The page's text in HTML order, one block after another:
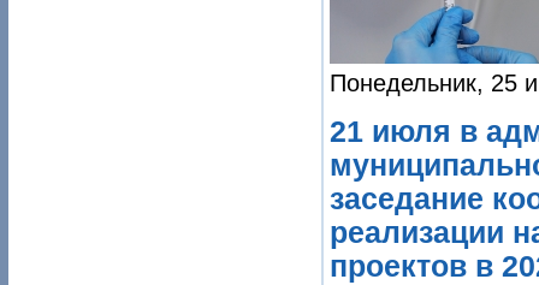
Понедельник, 25
21 июля в
заседание
реализации
проектов в